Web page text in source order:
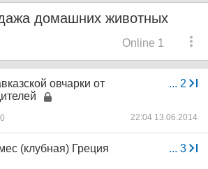
домашних животных
Online 1
... 2
овчарки от
22:04 13.06.2014
... 3
(клубная) Греция